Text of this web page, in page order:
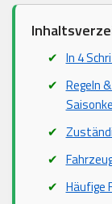
In 4
Regeln
Häufige